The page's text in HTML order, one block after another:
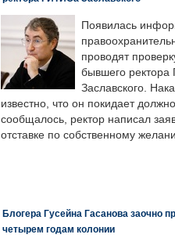
Появилась
проводят
бывшего
Заславского.
известно, что он покидает
сообщалось, ректор написал
отставке по собственному
Блогера Гусейна Гасанова заочно
четырем годам колонии